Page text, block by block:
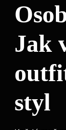
Jak
styl